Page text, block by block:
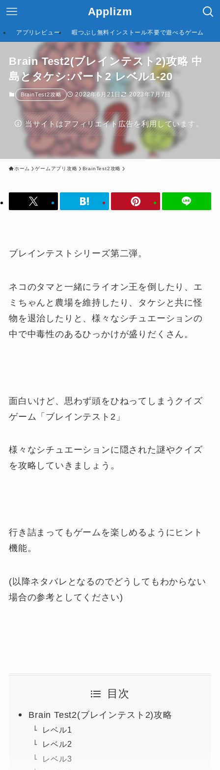
Applizm
アプリレビュー 暇つぶし無料インストール不要で遊べるゲーム
Brain Test2(ブレインテスト2)攻略 中
島とタケシ:パート2 レベル1-20
BrainTest2攻略 2022年6月21日 2023年7月7日
当サイトはアフィリエイト広告を利用しています。
ホーム ゲームアプリ攻略 BrainTest2攻略
ブレインテストシリーズ第二弾。
ネコのタマと一緒にライオン王を倒したり、エ
ミちゃんと農場を維持したり、タケシと共に怪
物を退治したりと、様々なシチュエーションの
中で中毒性のあるひっかけが盛りだくさん。
面白いけど、思わず頭をひねってしまうクイズ
ゲーム「ブレインテスト2」
様々なシチュエーションに隠された謎やクイズ
を攻略していきましょう。
行き詰まってもゲームを楽しめるようにヒント
機能。
(以降ネタバレとなるのでどうしてもわからない
場合の参考としてください)
目次
Brain Test2(ブレインテスト2)攻略
レベル1
レベル2
レベル3